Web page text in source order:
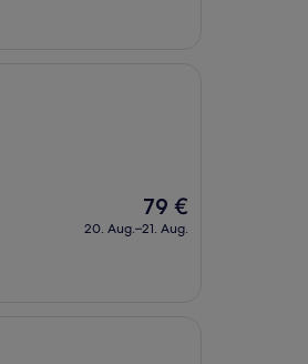
Der
Preis
beträgt
79 €
20. Aug.–21. Aug.